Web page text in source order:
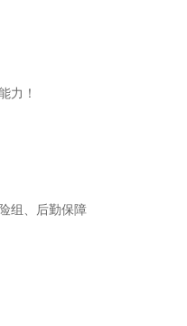
力！
组、后勤保障